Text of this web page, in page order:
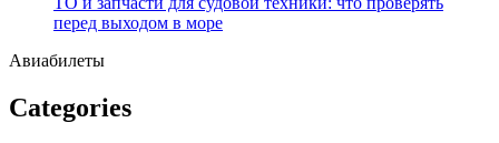
перед выходом в море
Авиабилеты
Categories